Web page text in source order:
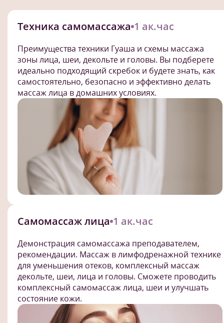
Техника самомассажа 1 ак.час
Преимущества техники Гуаша и схемы массажа
зоны лица, шеи, декольте и головы. Вы подберете
идеально подходящий скребок и будете знать, как
самостоятельно, безопасно и эффективно делать
массаж лица в домашних условиях.
Самомассаж лица 1 ак.час
Демонстрация самомассажа преподавателем,
рекомендации. Массаж в лимфодренажной технике
для уменьшения отеков, комплексный массаж
декольте, шеи, лица и головы. Сможете проводить
комплексный самомассаж лица, шеи и улучшать
состояние кожи.